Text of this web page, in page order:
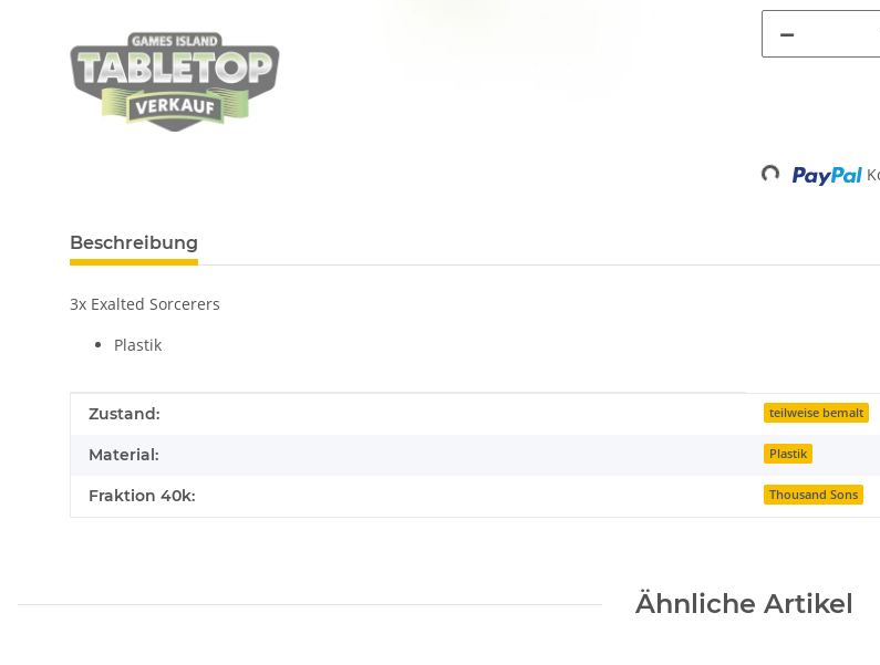
Loading...
Beschreibung
3x Exalted Sorcerers
Plastik
Produkteigenschaft
Wert
Zustand: teilweise bemalt
Material: Plastik
Fraktion 40k: Thousand Sons
Ähnliche Artikel